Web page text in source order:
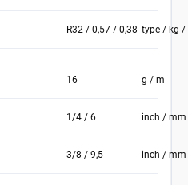
R32 / 0,57 / 0,38 type / kg /
16 g / m
1/4 / 6 inch / mm
3/8 / 9,5 inch / mm